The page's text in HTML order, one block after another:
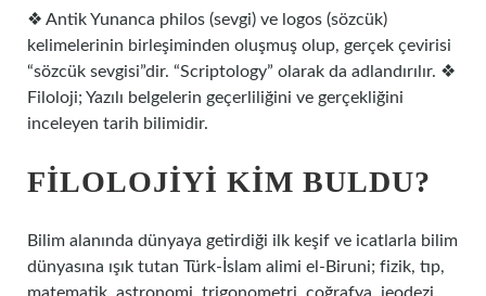
❖ Antik Yunanca philos (sevgi) ve logos (sözcük)
kelimelerinin birleşiminden oluşmuş olup, gerçek çevirisi
“sözcük sevgisi”dir. “Scriptology” olarak da adlandırılır. ❖
Filoloji; Yazılı belgelerin geçerliliğini ve gerçekliğini
inceleyen tarih bilimidir.
FILOLOJIYI KIM BULDU?
Bilim alanında dünyaya getirdiği ilk keşif ve icatlarla bilim
dünyasına ışık tutan Türk-İslam alimi el-Biruni; fizik, tıp,